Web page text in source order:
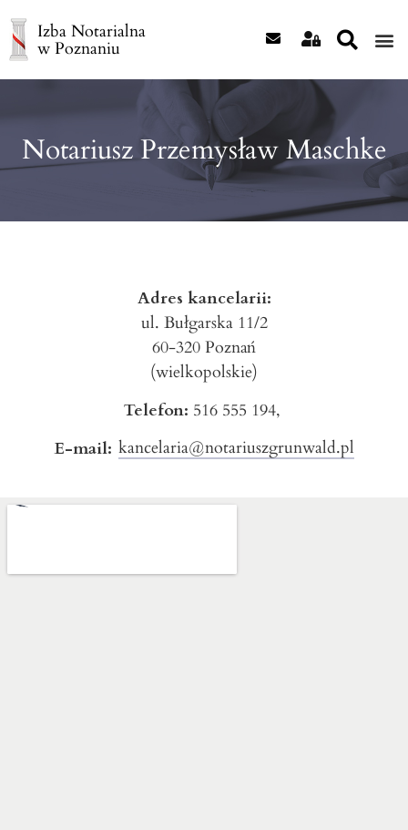
Izba Notarialna
w Poznaniu
Notariusz Przemysław Maschke
Adres kancelarii:
ul. Bułgarska 11/2
60-320 Poznań
(wielkopolskie)
Telefon: 516 555 194,
E-mail: kancelaria@notariuszgrunwald.pl